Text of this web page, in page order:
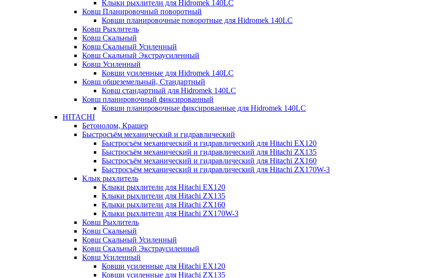
Клыки рыхлители для Hidromek 140LC
Ковш Планировочный поворотный
Ковши планировочные поворотные для Hidromek 140LC
Ковш Рыхлитель
Ковш Скальный
Ковш Скальный Усиленный
Ковш Скальный Экстраусиленный
Ковш Усиленный
Ковши усиленные для Hidromek 140LC
Ковш общеземельный, Стандартный
Ковш стандартный для Hidromek 140LC
Ковш планировочный фиксированный
Ковши планировочные фиксированные для Hidromek 140LC
HITACHI
Бетонолом, Крашер
Быстросъём механический и гидравлический
Быстросъём механический и гидравлический для Hitachi EX120
Быстросъём механический и гидравлический для Hitachi ZX135
Быстросъём механический и гидравлический для Hitachi ZX160
Быстросъём механический и гидравлический для Hitachi ZX170W-3
Клык рыхлитель
Клыки рыхлители для Hitachi EX120
Клыки рыхлители для Hitachi ZX135
Клыки рыхлители для Hitachi ZX160
Клыки рыхлители для Hitachi ZX170W-3
Ковш Рыхлитель
Ковш Скальный
Ковш Скальный Усиленный
Ковш Скальный Экстраусиленный
Ковш Усиленный
Ковши усиленные для Hitachi EX120
Ковши усиленные для Hitachi ZX135